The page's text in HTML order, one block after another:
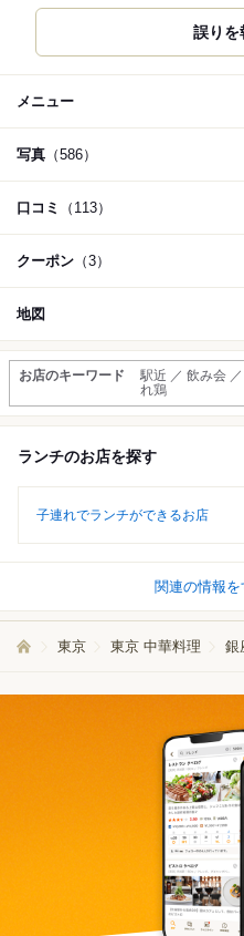
誤りを
メニュー
写真 （586）
口コミ （113）
クーポン （3）
地図
お店のキーワード
駅近 ／ 飲み会
れ鶏
ランチのお店を探す
子連れでランチができるお店
関連の情報
東京 東京 中華料理 銀